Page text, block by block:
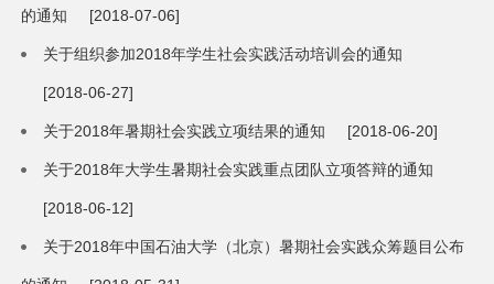
的通知 [2018-07-06]
关于组织参加2018年学生社会实践活动培训会的通知
[2018-06-27]
关于2018年暑期社会实践立项结果的通知 [2018-06-20]
关于2018年大学生暑期社会实践重点团队立项答辩的通知
[2018-06-12]
关于2018年中国石油大学（北京）暑期社会实践众筹题目公布